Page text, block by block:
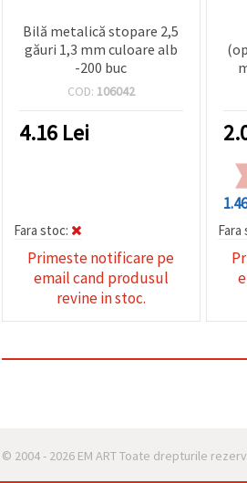
Bilă metalică stopare 2,5
găuri 1,3 mm culoare alb
-200 buc
COD: 106042
4.16 Lei
Fara stoc:
Primeste notificare pe
email cand produsul
revine in stoc.
Fara
© 2004 - 2026 EM ART Toate drepturile